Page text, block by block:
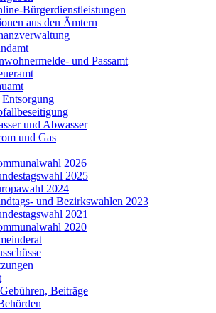
Bürgerdienstleistungen
aus den Ämtern
und Passamt
und Abwasser
und Gas
2026
2025
2024
und Bezirkswahlen 2023
2021
2020
Beiträge